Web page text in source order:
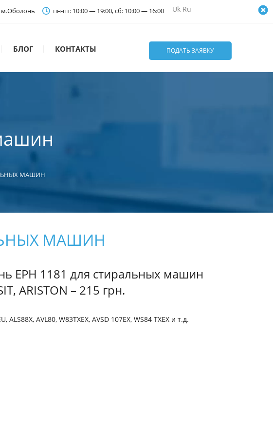
м.Оболонь пн-пт: 10:00 — 19:00, сб: 10:00 — 16:00 Uk Ru
БЛОГ КОНТАКТЫ ПОДАТЬ ЗАЯВКУ
МАШИН
МАШИН
EPH 1181 для стиральных машин
ARISTON – 215 грн.
ALS88X, AVL80, W83TXEX, AVSD 107EX, WS84 TXEX и т.д.